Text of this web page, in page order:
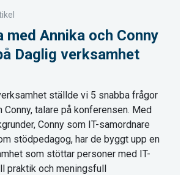
med Annika och Conny
Daglig verksamhet
ställde vi 5 snabba frågor
Conny, talare på konferensen. Med
Conny som IT-samordnare
stödpedagog, har de byggt upp en
som stöttar personer med IT-
praktik och meningsfull